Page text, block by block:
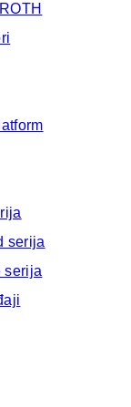
serija
serija